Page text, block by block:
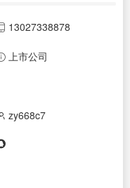
13027338878
上市公司
zy668c7